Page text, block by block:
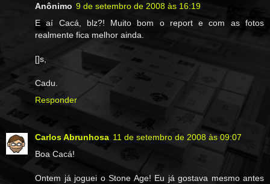
Anônimo 9 de setembro de 2008 às 16:19
E aí Cacá, blz?! Muito bom o report e com as fotos
realmente fica melhor ainda.
[]s,
Cadu.
Responder
Carlos Abrunhosa 11 de setembro de 2008 às 09:07
Boa Cacá!
Ontem já joguei o Stone Age! Eu já gostava mesmo antes